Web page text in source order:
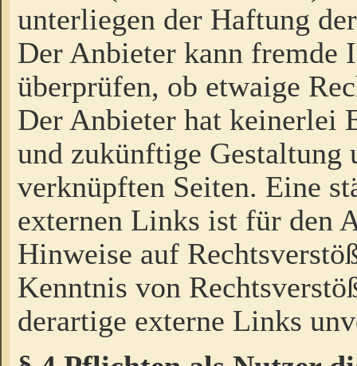
unterliegen der Haftung
Der Anbieter kann fremde
überprüfen, ob etwaige
Der Anbieter hat keinerlei
und zukünftige Gestaltung
verknüpften Seiten. Eine
externen Links ist für den
Hinweise auf
Kenntnis von
derartige externe Links